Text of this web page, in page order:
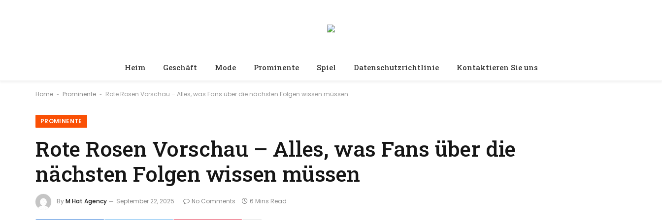
Heim Geschäft Mode Prominente Spiel Datenschutzrichtlinie Kontaktieren Sie uns
Home - Prominente - Rote Rosen Vorschau – Alles, was Fans über die nächsten Folgen wissen müssen
PROMINENTE
Rote Rosen Vorschau – Alles, was Fans über die
nächsten Folgen wissen müssen
ByM Hat Agency September 22, 2025 No Comments 6 Mins Read